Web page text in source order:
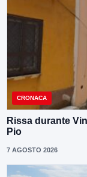
CRONACA
Rissa durante
Pio
7 AGOSTO 2026